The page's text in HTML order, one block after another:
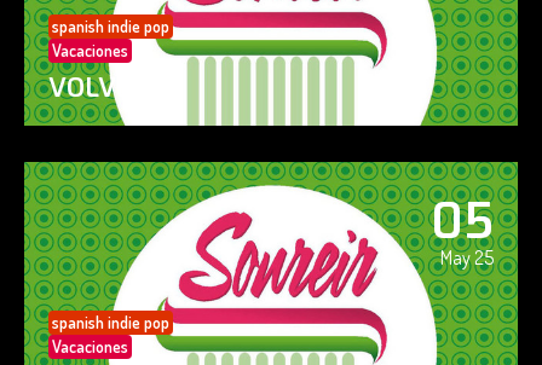
spanish indie pop
Vacaciones
VOLVERÁS
05
May 25
spanish indie pop
Vacaciones